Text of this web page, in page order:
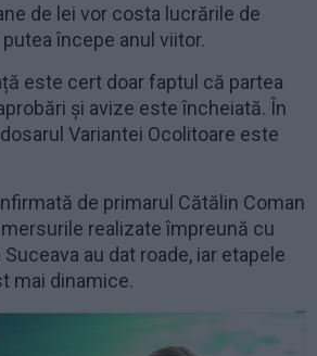
de lei vor costa lucrările de
începe anul viitor.
este cert doar faptul că partea
și avize este încheiată. În
Variantei Ocolitoare este
de primarul Cătălin Coman
realizate împreună cu
au dat roade, iar etapele
mai dinamice.